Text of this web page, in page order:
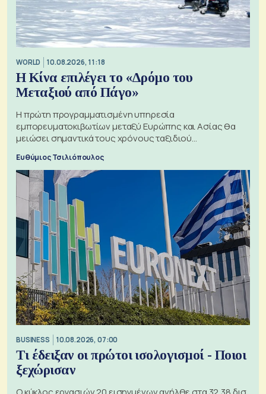
WORLD 10.08.2026, 11:18
Η Κίνα επιλέγει το «Δρόμο του
Μεταξιού από Πάγο»
Η πρώτη προγραμματισμένη υπηρεσία
εμπορευματοκιβωτίων μεταξύ Ευρώπης και Ασίας θα
μειώσει σημαντικά τους χρόνους ταξιδιού
χρησιμοποιώντας την Αρκτική ως πλωτή οδό
Ευθύμιος Τσιλιόπουλος
BUSINESS 10.08.2026, 07:00
Τι έδειξαν οι πρώτοι ισολογισμοί - Ποιοι
ξεχώρισαν